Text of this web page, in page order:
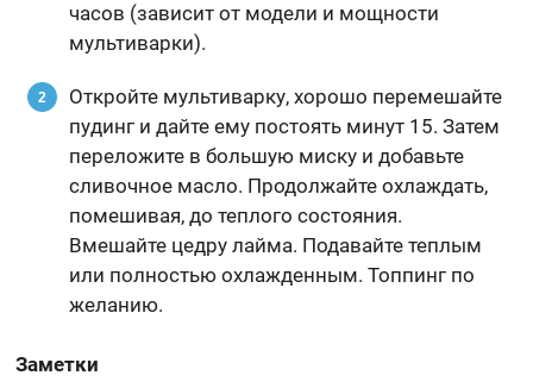
часов (зависит от модели и мощности
мультиварки).
Откройте мультиварку, хорошо перемешайте
пудинг и дайте ему постоять минут 15. Затем
переложите в большую миску и добавьте
сливочное масло. Продолжайте охлаждать,
помешивая, до теплого состояния.
Вмешайте цедру лайма. Подавайте теплым
или полностью охлажденным. Топпинг по
желанию.
Заметки